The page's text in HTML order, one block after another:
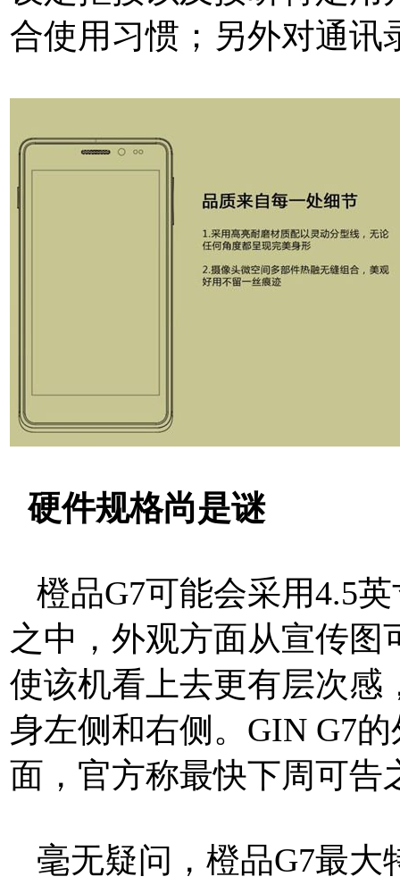
合使用习惯；另外对通讯
硬件规格尚是谜
橙品G7可能会采用4.5
之中，外观方面从宣传
使该机看上去更有层次感
身左侧和右侧。GIN G7
面，官方称最快下周可告
毫无疑问，橙品G7最大